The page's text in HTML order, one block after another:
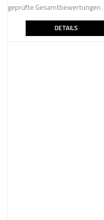
WAR:
89,90 €
IST:
69,99 €.
Bewertet mit
geprüfte Gesamtbewertungen
DETAILS